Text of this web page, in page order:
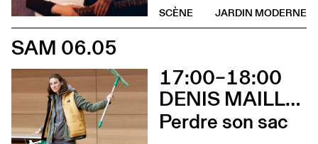
JARDIN MODERNE
SCÈNE
SAM 06.05
17:00–18:00
DENIS MAILLEFER ET PASCAL RAMBERT AVEC LOLA GIOUSSE
Perdre son sac